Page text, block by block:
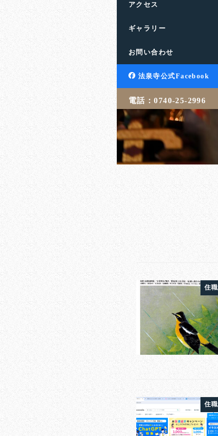
アクセス
ギャラリー
お問い合わせ
法泉寺公式Facebook
電話：0740-25-2996
住
住